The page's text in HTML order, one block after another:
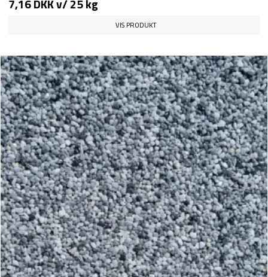
7,16 DKKv/ 25 kg
VIS PRODUKT